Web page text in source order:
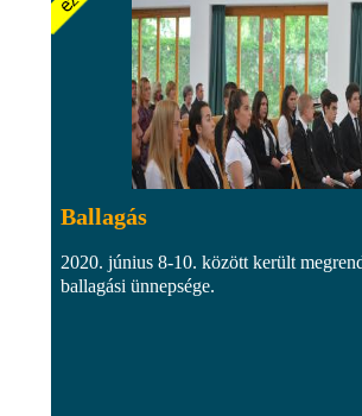
Ballagás
2020. június 8-10. között került
ballagási ünnepsége.